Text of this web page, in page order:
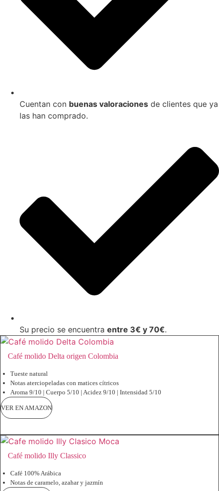
Cuentan con buenas valoraciones de clientes que ya
las han comprado.
Su precio se encuentra entre 3€ y 70€.
Café molido Delta origen Colombia
Tueste natural
Notas aterciopeladas con matices cítricos
Aroma 9/10 | Cuerpo 5/10 | Acidez 9/10 | Intensidad 5/10
VER EN AMAZON
Café molido Illy Classico
Café 100% Arábica
Notas de caramelo, azahar y jazmín